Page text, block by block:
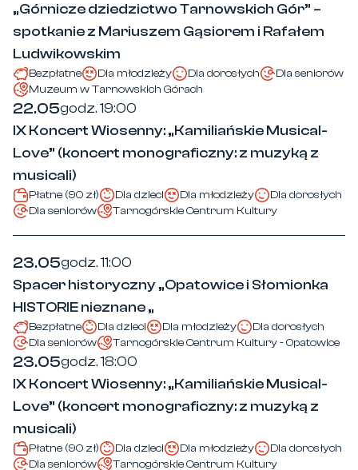
„Górnicze dziedzictwo Tarnowskich Gór” –
spotkanie z Mariuszem Gąsiorem i Rafałem
Ludwikowskim
Bezpłatne Dla młodzieży Dla dorosłych
Dla seniorów
Muzeum w Tarnowskich Górach
22.05godz. 19:00
IX Koncert Wiosenny: „Kamiliańskie Musical-
Love” (koncert monograficzny: z muzyką z
musicali)
Płatne (90 zł) Dla dzieci Dla młodzieży
Dla dorosłych
Dla seniorów
Tarnogórskie Centrum Kultury
23.05godz. 11:00
Spacer historyczny „Opatowice i Słomionka
HISTORIE nieznane „
Bezpłatne Dla dzieci Dla młodzieży
Dla dorosłych
Dla seniorów
Tarnogórskie Centrum Kultury - Opatowice
23.05godz. 18:00
IX Koncert Wiosenny: „Kamiliańskie Musical-
Love” (koncert monograficzny: z muzyką z
musicali)
Płatne (90 zł) Dla dzieci Dla młodzieży
Dla dorosłych
Dla seniorów
Tarnogórskie Centrum Kultury